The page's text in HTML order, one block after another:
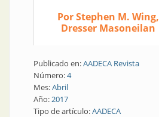
Por Stephen M. Wing,
Dresser Masoneilan
Publicado en:AADECA Revista
Número:4
Mes:Abril
Año:2017
Tipo de artículo:AADECA